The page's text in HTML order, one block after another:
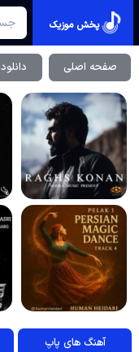
پخش موزیک
صفحه اصلی
آهنگ های پاپ